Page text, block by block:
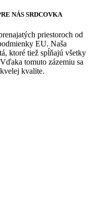
NÁS SRDCOVKA
priestoroch od
EU. Naša
ktoré tiež spĺňajú všetky
tomuto zázemiu sa
kvalite.